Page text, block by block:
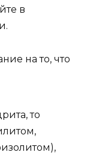
в
на то, что
то